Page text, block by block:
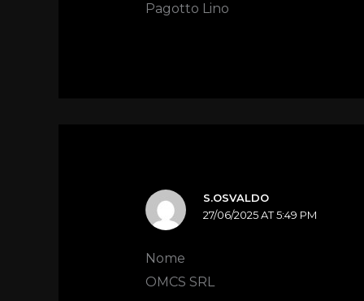
Pagotto Lino
S.OSVALDO
27/06/2025 AT 5:49 PM
Nome
OMCS SRL